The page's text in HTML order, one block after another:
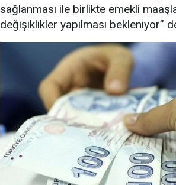
sağlanması ile birlikte emekli
değişiklikler yapılması bekleniyor”